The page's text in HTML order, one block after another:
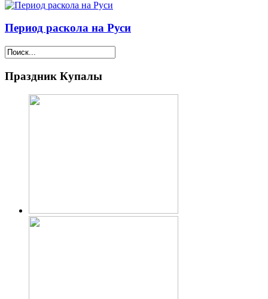
Период раскола на Руси
Праздник Купалы